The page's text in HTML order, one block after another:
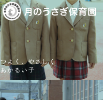
つよく、やさしく
あかるい子